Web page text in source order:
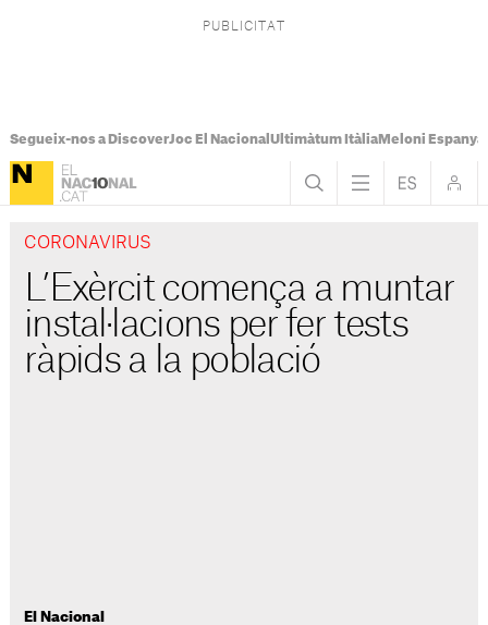
Segueix-nos a DiscoverJoc El Nacional Ultimàtum ItàliaMeloni Espanya
CORONAVIRUS
L’Exèrcit comença a muntar
instal·lacions per fer tests
ràpids a la població
El Nacional